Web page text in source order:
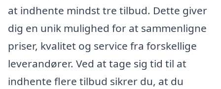
at indhente mindst tre tilbud. Dette giver
dig en unik mulighed for at sammenligne
priser, kvalitet og service fra forskellige
leverandører. Ved at tage sig tid til at
indhente flere tilbud sikrer du, at du